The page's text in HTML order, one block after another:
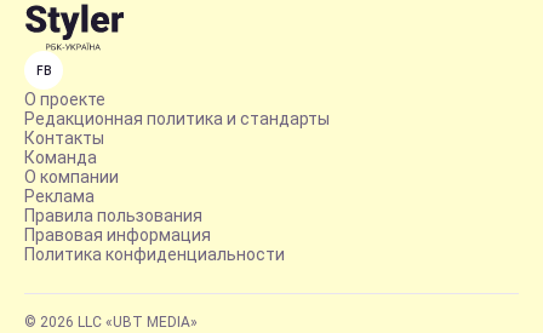
FB
О проекте
Редакционная политика и стандарты
Контакты
Команда
О компании
Реклама
Правила пользования
Правовая информация
Политика конфиденциальности
© 2026 LLC «UBT MEDIA»